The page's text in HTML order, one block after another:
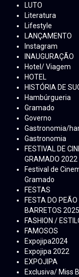
LUTO
Literatura
Lifestyle
LANÇAMENTO
Instagram
INAUGURAÇÃO
Hotel/ Viagem
HOTEL
HISTÓRIA DE
Hambúrgueria
Gramado
Governo
Gastronomia/
Gastronomia
FESTIVAL DE
GRAMADO 2022
Festival de
Gramado
FESTAS
FESTA DO PEÃO
BARRETOS 2025
FASHION /
FAMOSOS
Expojipa2024
Expojipa 2022
EXPOJIPA
Exclusiva/ Miss